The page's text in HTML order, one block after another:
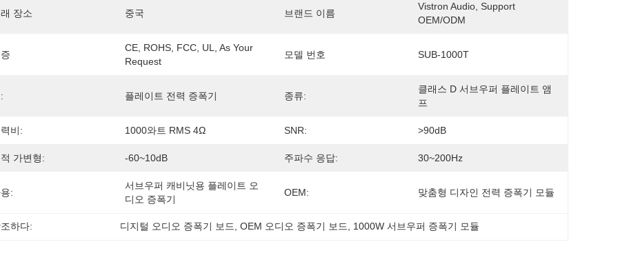
장소 중국 브랜드 이름
Vistron Audio, Support
OEM/ODM
CE, ROHS, FCC, UL, As Your
Request
모델 번호 SUB-1000T
플레이트 전력 증폭기 종류:
클래스 D 서브우퍼 플레이트 앰
프
비: 1000와트 RMS 4Ω SNR: >90dB
가변형: -60~10dB 주파수 응답: 30~200Hz
:
서브우퍼 캐비닛용 플레이트 오
디오 증폭기
OEM: 맞춤형 디자인 전력 증폭기 모듈
하다: 디지털 오디오 증폭기 보드 , OEM 오디오 증폭기 보드 1000W 서브우퍼 증폭기 모듈